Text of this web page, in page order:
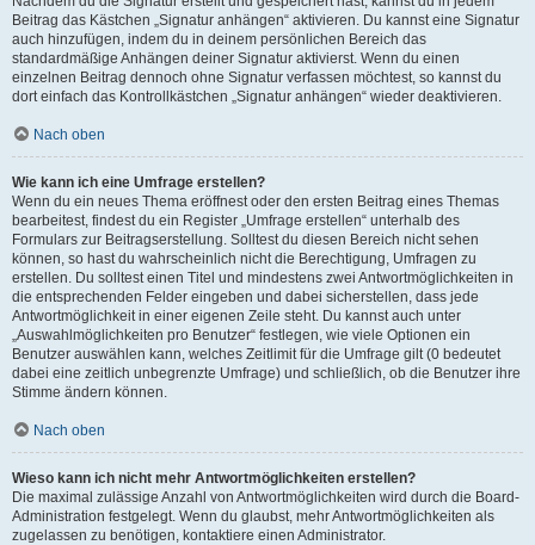
Beitrag das Kästchen „Signatur anhängen“ aktivieren. Du kannst eine Signatur
auch hinzufügen, indem du in deinem persönlichen Bereich das
standardmäßige Anhängen deiner Signatur aktivierst. Wenn du einen
einzelnen Beitrag dennoch ohne Signatur verfassen möchtest, so kannst du
dort einfach das Kontrollkästchen „Signatur anhängen“ wieder deaktivieren.
Nach oben
Wie kann ich eine Umfrage erstellen?
Wenn du ein neues Thema eröffnest oder den ersten Beitrag eines Themas
bearbeitest, findest du ein Register „Umfrage erstellen“ unterhalb des
Formulars zur Beitragserstellung. Solltest du diesen Bereich nicht sehen
können, so hast du wahrscheinlich nicht die Berechtigung, Umfragen zu
erstellen. Du solltest einen Titel und mindestens zwei Antwortmöglichkeiten in
die entsprechenden Felder eingeben und dabei sicherstellen, dass jede
Antwortmöglichkeit in einer eigenen Zeile steht. Du kannst auch unter
„Auswahlmöglichkeiten pro Benutzer“ festlegen, wie viele Optionen ein
Benutzer auswählen kann, welches Zeitlimit für die Umfrage gilt (0 bedeutet
dabei eine zeitlich unbegrenzte Umfrage) und schließlich, ob die Benutzer ihre
Stimme ändern können.
Nach oben
Wieso kann ich nicht mehr Antwortmöglichkeiten erstellen?
Die maximal zulässige Anzahl von Antwortmöglichkeiten wird durch die Board-
Administration festgelegt. Wenn du glaubst, mehr Antwortmöglichkeiten als
zugelassen zu benötigen, kontaktiere einen Administrator.